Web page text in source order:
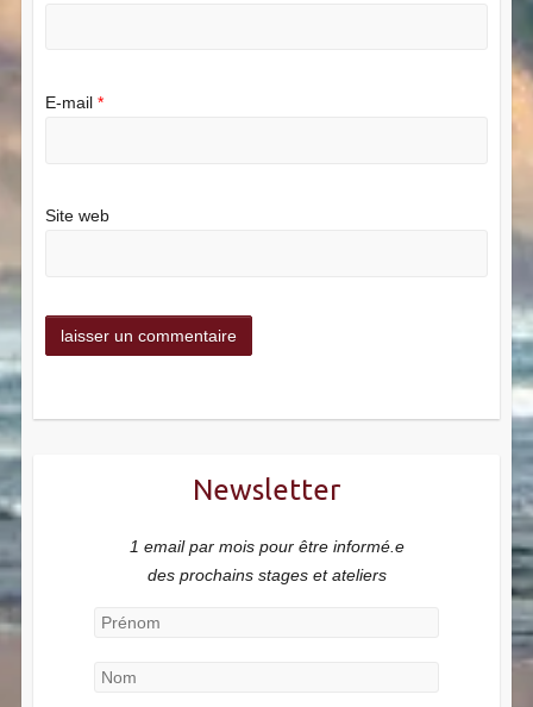
E-mail *
Site web
Newsletter
1 email par mois pour être informé.e
des prochains stages et ateliers